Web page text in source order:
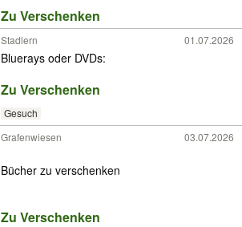
Zu Verschenken
Stadlern 01.07.2026
Bluerays oder DVDs:
Zu Verschenken
Gesuch
Grafenwiesen
03.07.2026
Bücher zu verschenken
Zu Verschenken